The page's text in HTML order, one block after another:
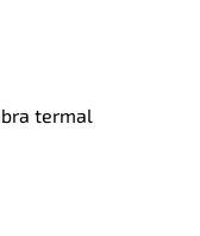
termal